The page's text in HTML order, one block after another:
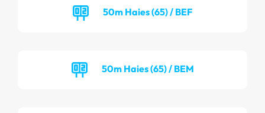
50m Haies (65) / BEF
50m Haies (65) / BEM